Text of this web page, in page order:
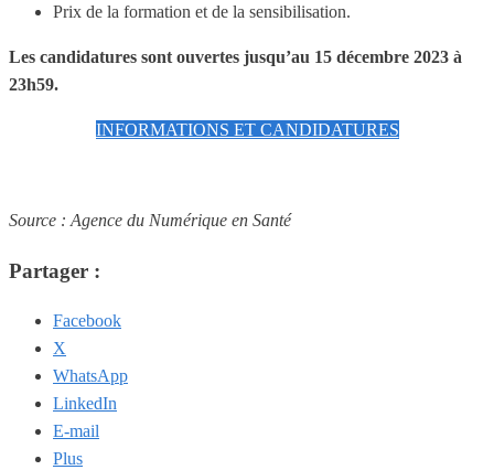
Prix de la formation et de la sensibilisation.
Les candidatures sont ouvertes jusqu’au 15 décembre 2023 à
23h59.
INFORMATIONS ET CANDIDATURES
Source : Agence du Numérique en Santé
Partager :
Facebook
X
WhatsApp
LinkedIn
E-mail
Plus